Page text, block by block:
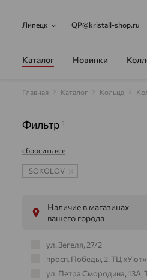
Липецк QP@kristall-shop.ru
Каталог Новинки
Главная Каталог Кольца
Фильтр 1
сбросить все
SOKOLOV
Наличие в магазинах
вашего города
ул. Зегеля, 27/2
просп. Победы, 2, ТЦ «Уют»
ул. Петра Смородина, 13А,